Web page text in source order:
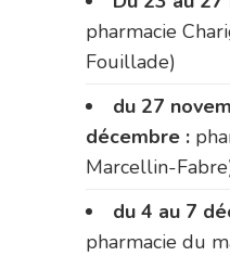
pharmacie
Fouillade)
du 27
décembre :
Marcellin-
du 4 au 7
pharmacie du